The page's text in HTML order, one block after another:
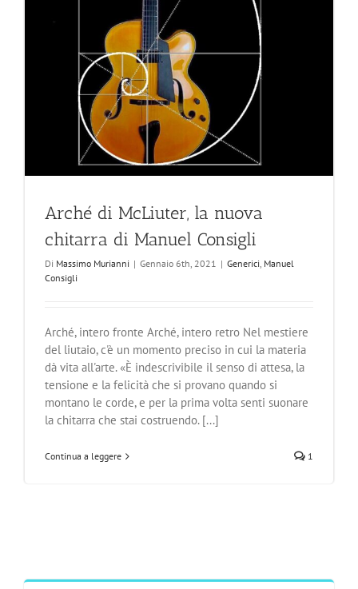
Arché di McLiuter, la nuova
chitarra di Manuel Consigli
Di Massimo Murianni | Gennaio 6th, 2021 | Generici, Manuel
Consigli
Arché, intero fronte Arché, intero retro Nel mestiere
del liutaio, c'è un momento preciso in cui la materia
dà vita all'arte. «È indescrivibile il senso di attesa, la
tensione e la felicità che si provano quando si
montano le corde, e per la prima volta senti suonare
la chitarra che stai costruendo. [...]
Continua a leggere 1